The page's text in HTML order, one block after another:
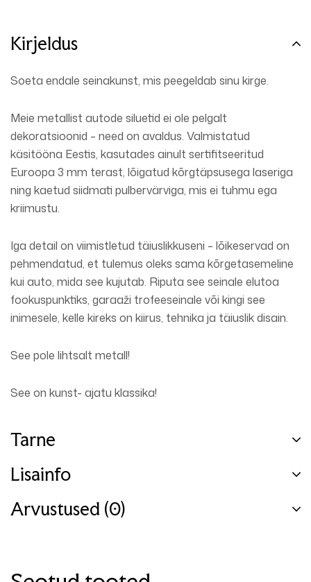
Kirjeldus
Soeta endale seinakunst, mis peegeldab sinu kirge.
Meie metallist autode siluetid ei ole pelgalt
dekoratsioonid – need on avaldus. Valmistatud
käsitööna Eestis, kasutades ainult sertifitseeritud
Euroopa 3 mm terast, lõigatud kõrgtäpsusega laseriga
ning kaetud siidmati pulbervärviga, mis ei tuhmu ega
kriimustu.
Iga detail on viimistletud täiuslikkuseni – lõikeservad on
pehmendatud, et tulemus oleks sama kõrgetasemeline
kui auto, mida see kujutab. Riputa see seinale elutoa
fookuspunktiks, garaaži trofeeseinale või kingi see
inimesele, kelle kireks on kiirus, tehnika ja täiuslik disain.
See pole lihtsalt metall!
See on kunst- ajatu klassika!
Tarne
Lisainfo
Arvustused (0)